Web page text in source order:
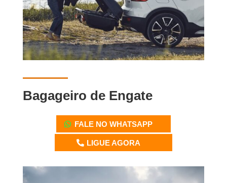
Bagageiro de Engate
FALE NO WHATSAPP
LIGUE AGORA